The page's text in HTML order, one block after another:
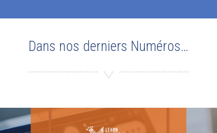
Dans nos derniers Numéros…